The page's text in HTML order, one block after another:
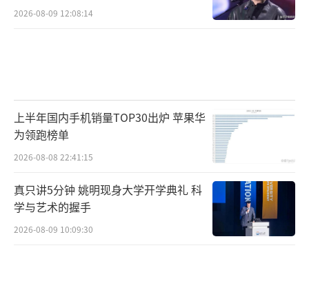
2026-08-09 12:08:14
上半年国内手机销量TOP30出炉 苹果华
为领跑榜单
2026-08-08 22:41:15
真只讲5分钟 姚明现身大学开学典礼 科
学与艺术的握手
2026-08-09 10:09:30